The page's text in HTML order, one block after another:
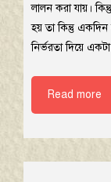
লালন করা যায়।
হয় তা কিন্তু একদিন
নির্ভরতা দিয়ে
Read more